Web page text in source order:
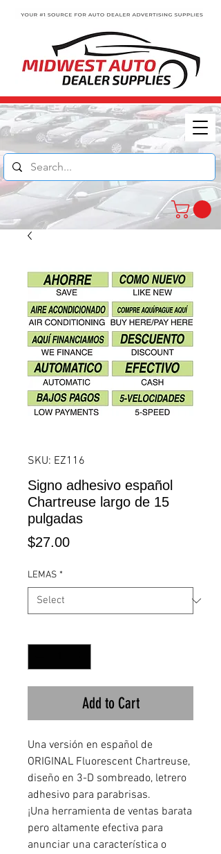
SKU: EZ116
Signo adhesivo español
Chartreuse largo de 15
pulgadas
$27.00Price
LEMAS *
Add to Cart
Una versión en español de
ORIGINAL Fluorescent Chartreuse,
diseño en 3-D sombreado, letrero
adhesivo para parabrisas.
¡Una herramienta de ventas barata
pero altamente efectiva para
anunciar una característica o